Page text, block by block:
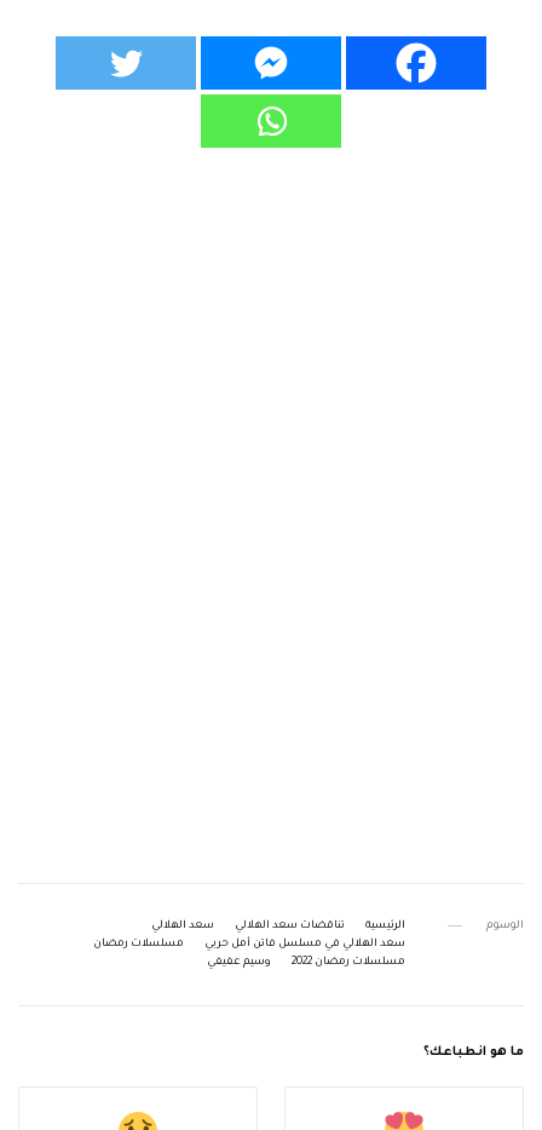
الوسوم الرئيسية تناقضات سعد الهلالي
سعد الهلالي
سعد الهلالي في مسلسل فاتن أمل حربي
مسلسلات رمضان
مسلسلات رمضان 2022
وسيم عفيفي
ما هو انطباعك؟